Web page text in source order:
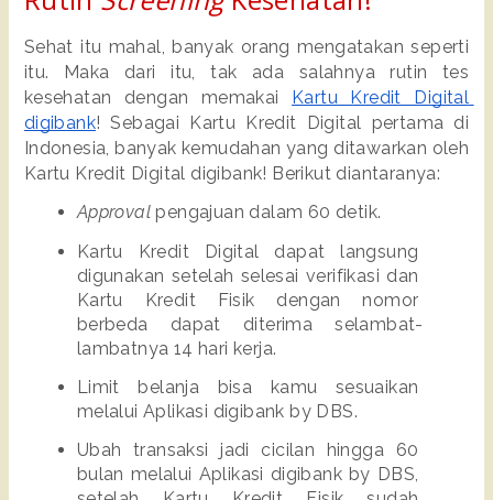
Sehat itu mahal, banyak orang mengatakan seperti
itu. Maka dari itu, tak ada salahnya rutin tes
kesehatan dengan memakai Kartu Kredit Digital
digibank! Sebagai Kartu Kredit Digital pertama di
Indonesia, banyak kemudahan yang ditawarkan oleh
Kartu Kredit Digital digibank! Berikut diantaranya:
Approval pengajuan dalam 60 detik.
Kartu Kredit Digital dapat langsung
digunakan setelah selesai verifikasi dan
Kartu Kredit Fisik dengan nomor
berbeda dapat diterima selambat-
lambatnya 14 hari kerja.
Limit belanja bisa kamu sesuaikan
melalui Aplikasi digibank by DBS.
Ubah transaksi jadi cicilan hingga 60
bulan melalui Aplikasi digibank by DBS,